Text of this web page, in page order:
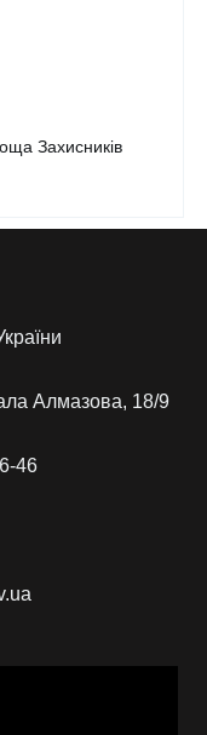
Захисників
Алмазова, 18/9
46